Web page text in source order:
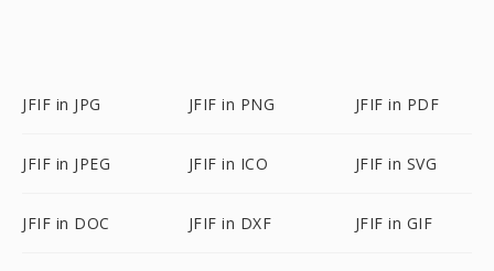
JFIF in JPG JFIF in PNG JFIF in PDF
JFIF in JPEG JFIF in ICO JFIF in SVG
JFIF in DOC JFIF in DXF JFIF in GIF